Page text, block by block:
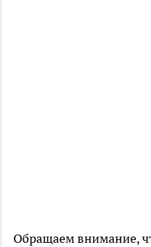
Обращаем внимание,